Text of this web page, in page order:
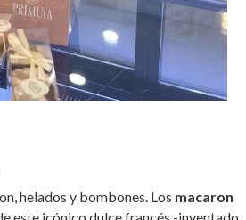
helados y bombones. Los macaron